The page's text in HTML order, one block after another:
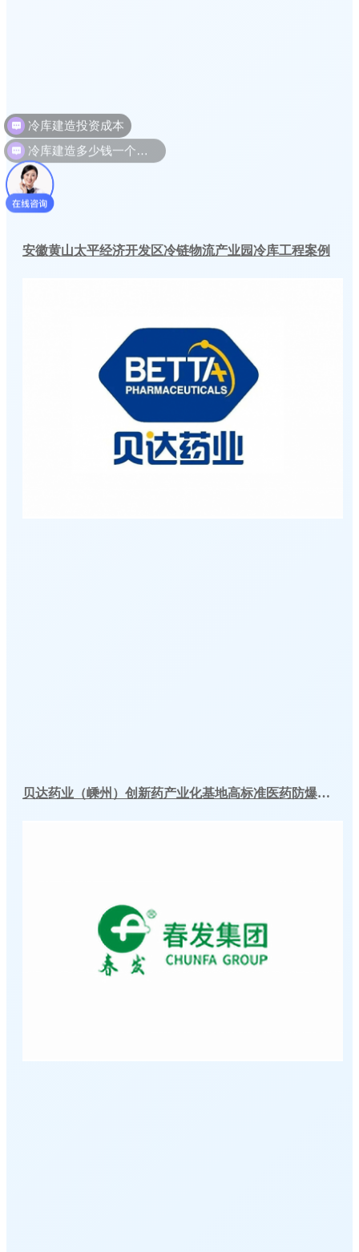
安徽黄山太平经济开发区冷链物流产业园冷库工程案例
贝达药业（嵊州）创新药产业化基地高标准医药防爆冷库建造工程案例
冷库建造多少钱一个平方